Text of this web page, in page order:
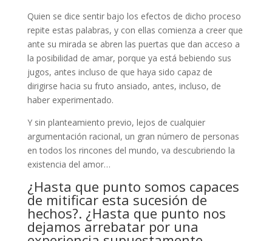
Quien se dice sentir bajo los efectos de dicho proceso
repite estas palabras, y con ellas comienza a creer que
ante su mirada se abren las puertas que dan acceso a
la posibilidad de amar, porque ya está bebiendo sus
jugos, antes incluso de que haya sido capaz de
dirigirse hacia su fruto ansiado, antes, incluso, de
haber experimentado.
Y sin planteamiento previo, lejos de cualquier
argumentación racional, un gran número de personas
en todos los rincones del mundo, va descubriendo la
existencia del amor…
¿Hasta que punto somos capaces
de mitificar esta sucesión de
hechos?. ¿Hasta que punto nos
dejamos arrebatar por una